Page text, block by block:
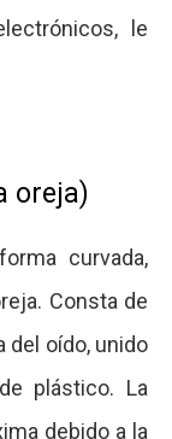
le
oreja)
curvada,
Consta de
del oído, unido
plástico. La
debido a la